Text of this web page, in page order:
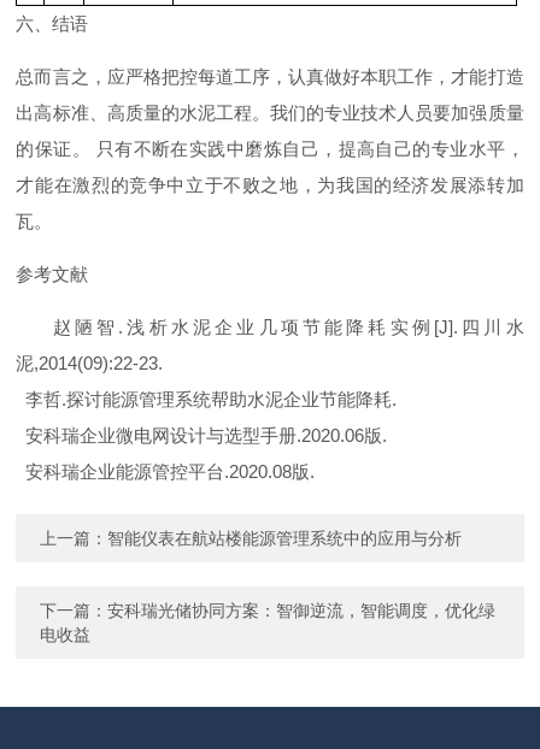
六、结语
总而言之，应严格把控每道工序，认真做好本职工作，才能打造
出高标准、高质量的水泥工程。我们的专业技术人员要加强质量
的保证 。
只有不断在实践中磨炼自己，提高自己的专业水平，
才能在激烈的竞争中立于不败之地，为我国的经济发展添转加
瓦。
参考文献
赵陋 智 . 浅析水泥企业几项节能降耗实 例 [J]. 四川水
泥,2014(09):22-23.
李哲.探讨能源管理系统帮助水泥企业节能降耗.
安科瑞企业微电网设计与选型手册.2020.06版.
安科瑞企业能源管控平台.2020.08版.
上一篇： 智能仪表在航站楼能源管理系统中的应用与分析
下一篇：安科瑞光储协同方案：智御逆流，智能调度，优化绿
电收益